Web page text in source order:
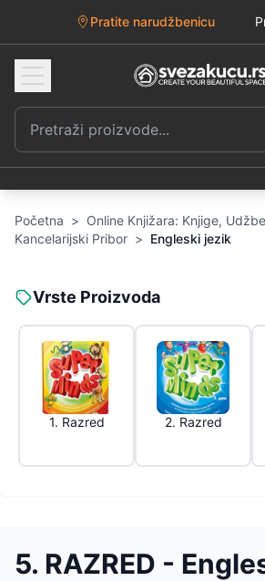
Pratite narudžbenicu
Početna > Online Knjižara: Knjige,
Kancelarijski Pribor > Engleski jezik
Vrste Proizvoda
1. Razred 2. Razred
5. RAZRED -